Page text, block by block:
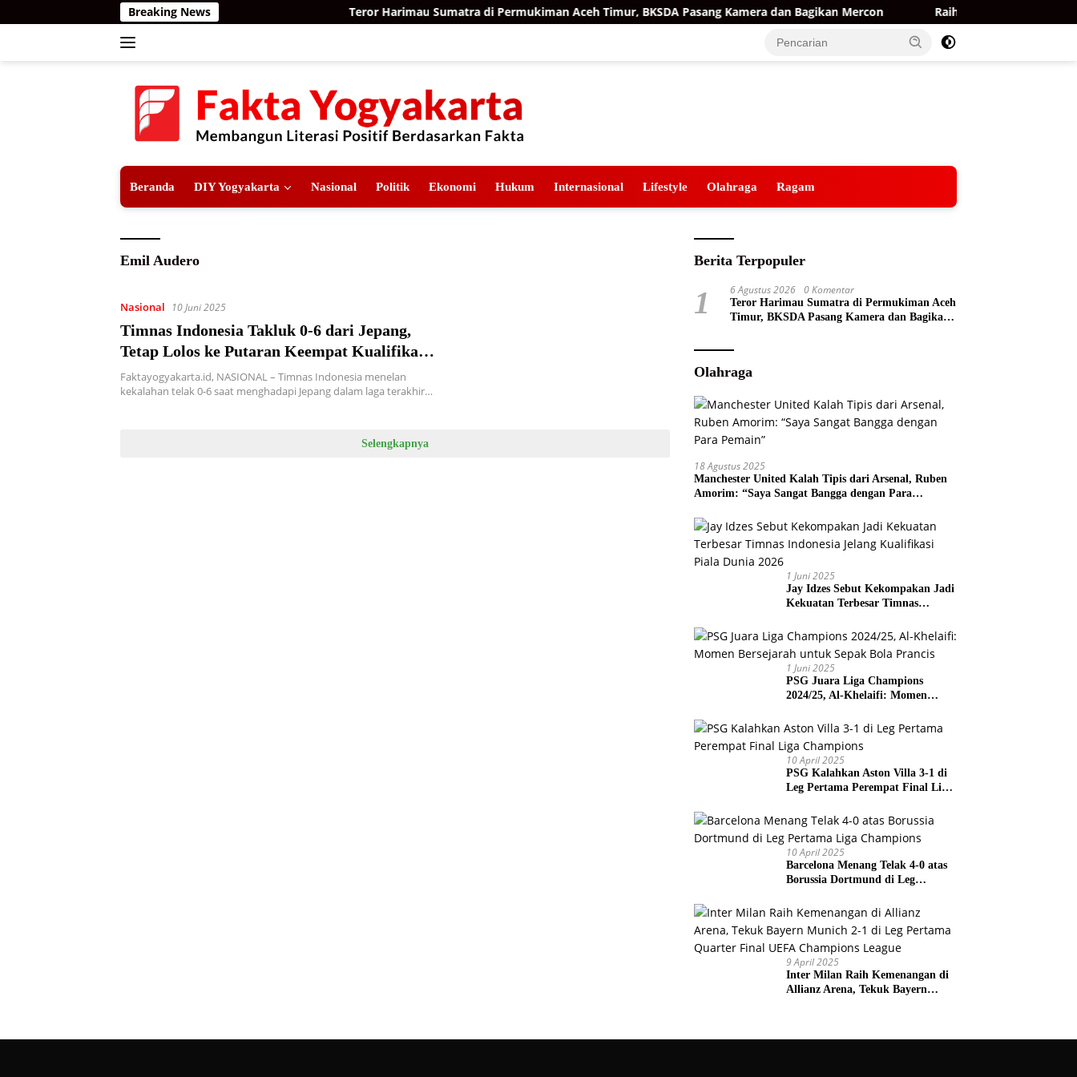
ke
Breaking News Teror Harimau Sumatra di Permukiman Aceh Timur, BKSDA Pasang Kamera dan Bagikan Mercon Raih Opini WTP ke-15
Beranda DIY Yogyakarta Nasional Politik Ekonomi Hukum Internasional Lifestyle Olahraga Ragam
Emil Audero
Nasional 10 Juni 2025
Timnas Indonesia Takluk 0-6 dari Jepang,
Tetap Lolos ke Putaran Keempat Kualifikasi
Piala Dunia 2026
Faktayogyakarta.id, NASIONAL – Timnas Indonesia menelan
kekalahan telak 0-6 saat menghadapi Jepang dalam laga terakhir…
Selengkapnya
Berita Terpopuler
1 6 Agustus 2026 0 Komentar
Teror Harimau Sumatra di Permukiman Aceh
Timur, BKSDA Pasang Kamera dan Bagikan
Olahraga
18 Agustus 2025
Manchester United Kalah Tipis dari Arsenal, Ruben
Amorim: “Saya Sangat Bangga dengan Para
1 Juni 2025
Jay Idzes Sebut Kekompakan Jadi
Kekuatan Terbesar Timnas
Dunia 2026
1 Juni 2025
PSG Juara Liga Champions
2024/25, Al-Khelaifi: Momen
Prancis
10 April 2025
PSG Kalahkan Aston Villa 3-1 di
Leg Pertama Perempat Final Liga
10 April 2025
Barcelona Menang Telak 4-0 atas
Borussia Dortmund di Leg
9 April 2025
Inter Milan Raih Kemenangan di
Allianz Arena, Tekuk Bayern